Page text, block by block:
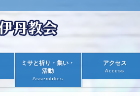
ミサと祈り・集い・
活動
Assemblies
アクセス
Access